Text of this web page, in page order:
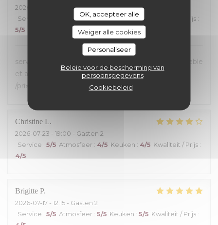
OK, accepteer alle
Weiger alle cookies
Personaliseer
Beleid voor de bescherming van
persoonsgegevens
Cookiebeleid
2026-07-23
- 19:30 - Gasten 2
Service
Atmosfeer:5/5 Keuken:5/5 Kwaliteit / Prijs :
5/5
service toujours aussi sympa ! Saumon fumé inégalable
et ambiance très agréable ;Excellent rapport qualité
/prix .
Christine L
2026-07-23 - 19:00 - Gasten 2
Service : 5/5 Atmosfeer : 4/5 Keuken : 4/5 Kwaliteit / Prijs :
4/5
Brigitte P
2026-07-17 - 12:15 - Gasten 2
Service : 5/5 Atmosfeer : 5/5 Keuken : 5/5 Kwaliteit / Prijs :